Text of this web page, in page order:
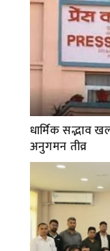
धार्मिक सद्भाव
अनुगमन तीव्र